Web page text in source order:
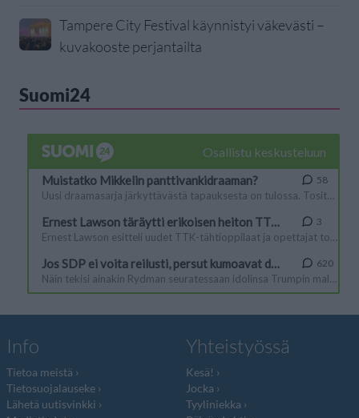
Tampere City Festival käynnistyi väkevästi –
kuvakooste perjantailta
Suomi24
Info
Tietoa meistä
Tietosuojalauseke
Lähetä uutisvinkki
Yhteistyössä
Kesä!
Jocka
Tyyliniekka